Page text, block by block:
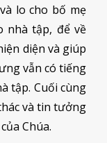
lo cho bố mẹ
nhà tập, để về
diện và giúp
vẫn có tiếng
tập. Cuối cùng
và tin tưởng
Chúa.